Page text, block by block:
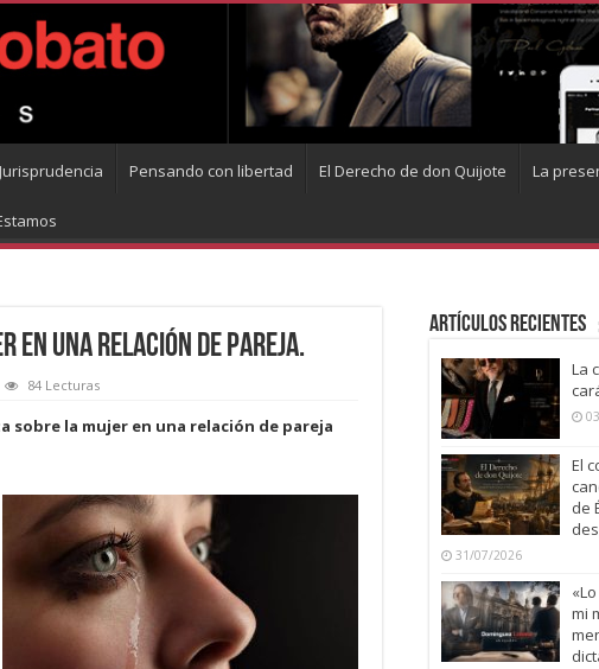
Jurisprudencia Pensando con libertad El Derecho de don Quijote La
en una relación de pareja.
84 Lecturas
sobre la mujer en una relación de pareja
Artículos recientes
La
El
de
31/07/2026
mi